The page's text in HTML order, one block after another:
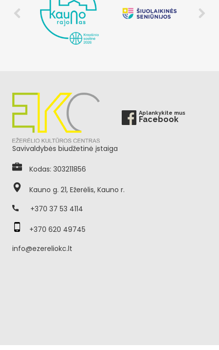
Aplankykite mus
Facebook
Savivaldybės biudžetinė įstaiga
Kodas: 303211856
Kauno g. 21, Ežerėlis, Kauno r.
+370 37 53 4114
+370 620 49745
info@ezereliokc.lt